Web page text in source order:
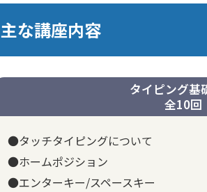
主な講座内容
タイピング基
全10回
●タッチタイピングについて
●ホームポジション
●エンターキー/スペースキー